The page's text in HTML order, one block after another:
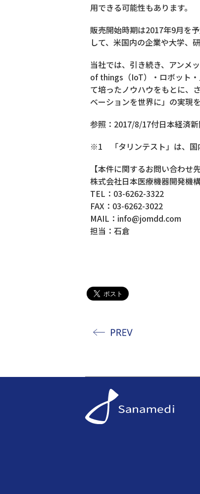
用できる可能性もあります。
販売開始時期は2017年9月を
して、米国内の企業や大学、
当社では、引き続き、アンメ
of things（IoT）・ロボット
て培ったノウハウをもとに、
ベーションを世界に」の実現
参照：2017/8/17付日本経済
※1 「タリンテスト」は、国
【本件に関するお問い合わせ先
株式会社日本医療機器開発機
TEL：03-6262-3322
FAX：03-6262-3022
MAIL：info@jomdd.com
担当：石倉